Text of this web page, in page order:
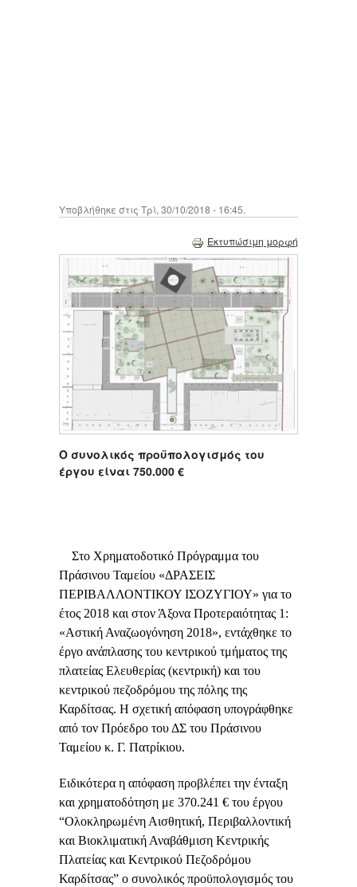
Υποβλήθηκε στις Τρί, 30/10/2018 - 16:45.
Εκτυπώσιμη μορφή
Ο συνολικός προϋπολογισμός του
έργου είναι 750.000 €
Στο Χρηματοδοτικό Πρόγραμμα του
Πράσινου Ταμείου «ΔΡΑΣΕΙΣ
ΠΕΡΙΒΑΛΛΟΝΤΙΚΟΥ ΙΣΟΖΥΓΙΟΥ» για το
έτος 2018 και στον Άξονα Προτεραιότητας 1:
«Αστική Αναζωογόνηση 2018», εντάχθηκε το
έργο ανάπλασης του κεντρικού τμήματος της
πλατείας Ελευθερίας (κεντρική) και του
κεντρικού πεζοδρόμου της πόλης της
Καρδίτσας. Η σχετική απόφαση υπογράφθηκε
από τον Πρόεδρο του ΔΣ του Πράσινου
Ταμείου κ. Γ. Πατρίκιου.
Ειδικότερα η απόφαση προβλέπει την ένταξη
και χρηματοδότηση με 370.241 € του έργου
“Ολοκληρωμένη Αισθητική, Περιβαλλοντική
και Βιοκλιματική Αναβάθμιση Κεντρικής
Πλατείας και Κεντρικού Πεζοδρόμου
Καρδίτσας” ο συνολικός προϋπολογισμός του